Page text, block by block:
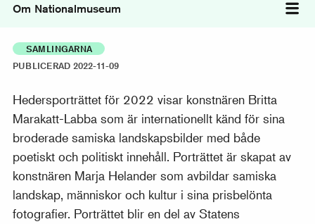
Om Nationalmuseum
SAMLINGARNA
PUBLICERAD 2022-11-09
Hedersporträttet för 2022 visar konstnären Britta
Marakatt-Labba som är internationellt känd för sina
broderade samiska landskapsbilder med både
poetiskt och politiskt innehåll. Porträttet är skapat av
konstnären Marja Helander som avbildar samiska
landskap, människor och kultur i sina prisbelönta
fotografier. Porträttet blir en del av Statens